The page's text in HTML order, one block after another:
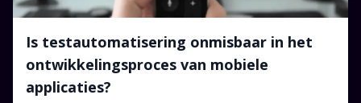
Is testautomatisering onmisbaar in het
ontwikkelingsproces van mobiele
applicaties?